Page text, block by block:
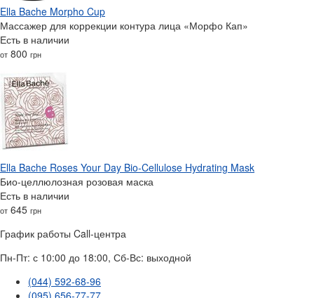
Ella Bache Morpho Cup
Массажер для коррекции контура лица «Морфо Кап»
Есть в наличии
от 800 грн
Ella Bache Roses Your Day Bio-Cellulose Hydrating Mask
Био-целлюлозная розовая маска
Есть в наличии
от 645 грн
График работы Call-центра
Пн-Пт: с 10:00 до 18:00, Сб-Вс: выходной
(044) 592-68-96
(095) 656-77-77